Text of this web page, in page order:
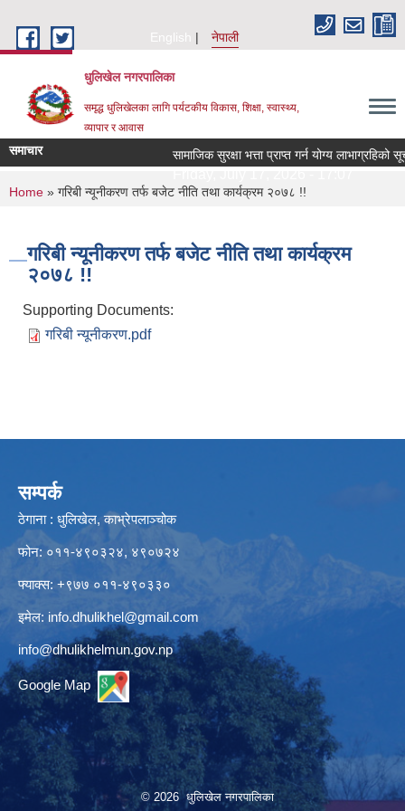
English
नेपाली
धुलिखेल नगरपालिका
समृद्ध धुलिखेलका लागि पर्यटकीय विकास, शिक्षा, स्वास्थ्य,
व्यापार र आवास
समाचार सामाजिक सुरक्षा भत्ता प्राप्त गर्न योग्य
You are here
Home » गरिबी न्यूनीकरण तर्फ बजेट नीति तथा कार्यक्रम २०७८ !!
गरिबी न्यूनीकरण तर्फ बजेट नीति तथा कार्यक्रम
२०७८ !!
Supporting Documents:
गरिबी न्यूनीकरण.pdf
सम्पर्क
ठेगाना : धुलिखेल, काभ्रेपलाञ्चोक
फोन: ०११-४९०३२४, ४९०७२४
फ्याक्स: +९७७ ०११-४९०३३०
इमेल: info.dhulikhel@gmail.com
info@dhulikhelmun.gov.np
Google Map
© 2026 धुलिखेल नगरपालिका